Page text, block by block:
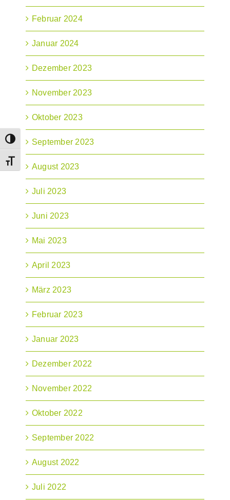
Umschalten auf hohe Kontraste
Schrift vergrößern
Februar 2024
Januar 2024
Dezember 2023
November 2023
Oktober 2023
September 2023
August 2023
Juli 2023
Juni 2023
Mai 2023
April 2023
März 2023
Februar 2023
Januar 2023
Dezember 2022
November 2022
Oktober 2022
September 2022
August 2022
Juli 2022